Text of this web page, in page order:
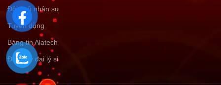
Đội ngũ nhân sự
Tuyển dụng
Bảng tin Alatech
Đăng ký đại lý sỉ